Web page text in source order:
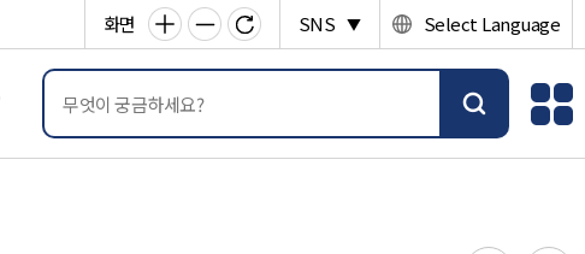
화면 SNS ▼ Select Language